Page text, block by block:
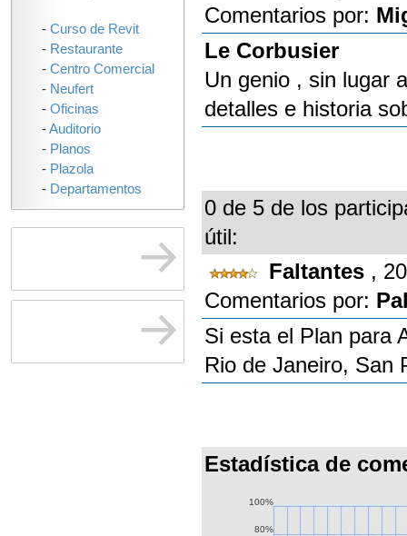
Comentarios por:
Le Corbusier
Un genio , sin lugar
detalles e historia
0 de 5 de los
útil:
Faltantes ,
Comentarios por:
Si esta el Plan para
Rio de Janeiro, San
Estadística de
100%
80%
- Curso de Revit
- Restaurante
- Centro Comercial
- Neufert
- Oficinas
-Auditorio
- Planos
- Plazola
- Departamentos